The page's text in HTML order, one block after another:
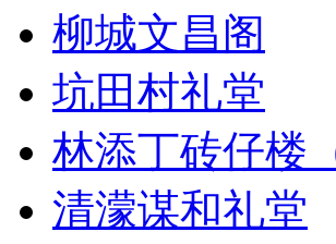
柳城文昌阁
坑田村礼堂
林添丁砖仔楼
清濛谋和礼堂